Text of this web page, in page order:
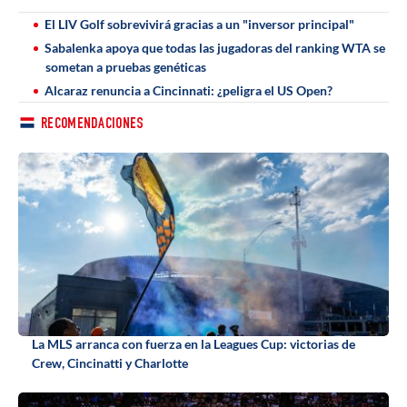
El LIV Golf sobrevivirá gracias a un "inversor principal"
Sabalenka apoya que todas las jugadoras del ranking WTA se
sometan a pruebas genéticas
Alcaraz renuncia a Cincinnati: ¿peligra el US Open?
RECOMENDACIONES
La MLS arranca con fuerza en la Leagues Cup: victorias de
Crew, Cincinatti y Charlotte